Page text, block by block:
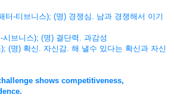
터-티브니스); (명) 경쟁심. 남과 경쟁해서 이기
시브니스); (명) 결단력. 과감성
(명) 확신. 자신감. 해 낼수 있다는 확신과 자신
shows competitiveness,